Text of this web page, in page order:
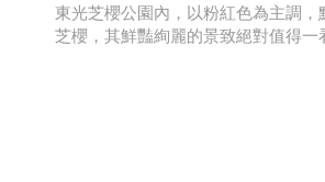
東光芝櫻公園內，以粉紅色為主調